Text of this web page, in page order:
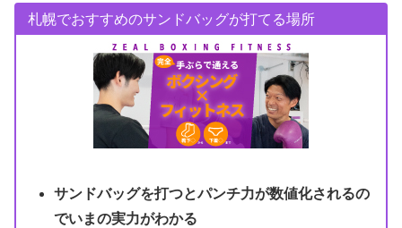
札幌でおすすめのサンドバッグが打てる場所
サンドバッグを打つとパンチ力が数値化されるの
でいまの実力がわかる